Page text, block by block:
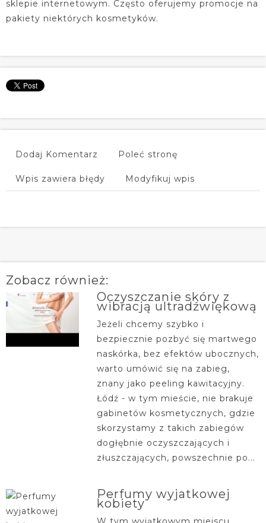
sklepie internetowym. Często oferujemy promocje na
pakiety niektórych kosmetyków.
Dodaj Komentarz Poleć stronę
Wpis zawiera błędy Modyfikuj wpis
Zobacz również:
Oczyszczanie skóry z
wibracją ultradźwiękową
Jeżeli chcemy szybko i
bezpiecznie pozbyć się martwego
naskórka, bez efektów ubocznych,
warto umówić się na zabieg,
znany jako peeling kawitacyjny.
Łódź - w tym mieście, nie brakuje
gabinetów kosmetycznych, gdzie
skorzystamy z takich zabiegów
dogłębnie oczyszczających i
złuszczających, powszechnie po...
Perfumy wyjatkowej
kobiety